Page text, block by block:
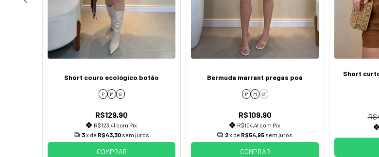
Short couro ecológico botão
P M G
R$129,90
R$123,41 com Pix
3x de R$43,30 sem juros
COMPRAR
Bermuda marrant pregas poá
P M G
R$109,90
R$104,41 com Pix
2x de R$54,95 sem juros
COMPRAR
Short